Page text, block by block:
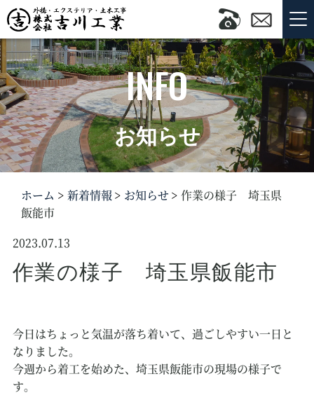
INFO
お知らせ
ホーム 新着情報 お知らせ
作業の様子 埼玉県
飯能市
2023.07.13
作業の様子 埼玉県飯能市
今日はちょっと気温が落ち着いて、過ごしやすい一日と
なりました。
今週から着工を始めた、埼玉県飯能市の現場の様子で
す。